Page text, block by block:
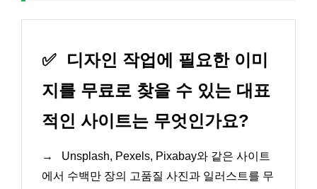
✅
디자인 작업에 필요한 이미
지를 무료로 찾을 수 있는 대표
적인 사이트는 무엇인가요?
→
Unsplash, Pexels, Pixabay와 같은 사이트
에서 수백만 장의 고품질 사진과 일러스트를 무